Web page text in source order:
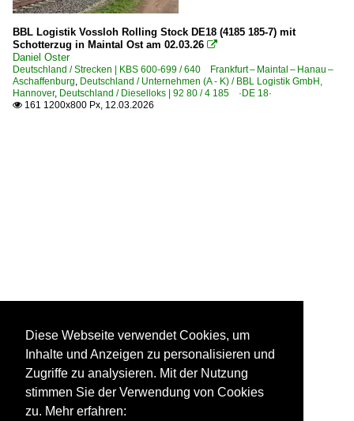
BBL Logistik Vossloh Rolling Stock DE18 (4185 185-7) mit
Schotterzug in Maintal Ost am 02.03.26 
Daniel Oster
Deutschland / Strecken | KBS 600-699 / 640 Frankfurt – Maintal – Hanau –
Aschaffenburg Deutschland / Unternehmen (A - K) / BBL Logistik GmbH,
Hannover, Deutschland / Dieselloks | 92 80 / 4 185 ·DE 18·
 161 1200x800 Px, 12.03.2026
Diese Webseite verwendet Cookies, um
Inhalte und Anzeigen zu personalisieren und
Zugriffe zu analysieren. Mit der Nutzung
stimmen Sie der Verwendung von Cookies
zu. Mehr erfahren: